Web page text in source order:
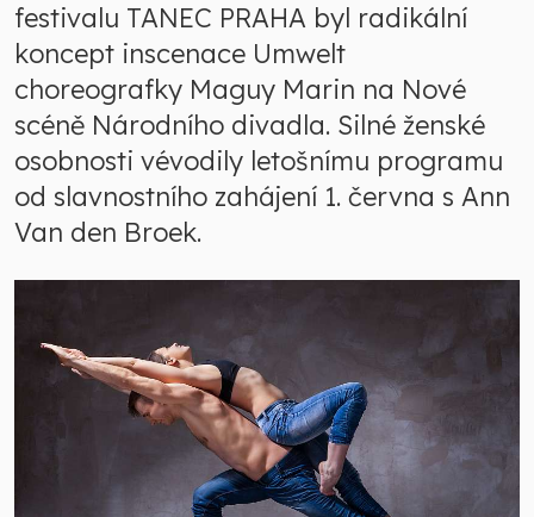
festivalu TANEC PRAHA byl radikální
koncept inscenace Umwelt
choreografky Maguy Marin na Nové
scéně Národního divadla. Silné ženské
osobnosti vévodily letošnímu programu
od slavnostního zahájení 1. června s Ann
Van den Broek.